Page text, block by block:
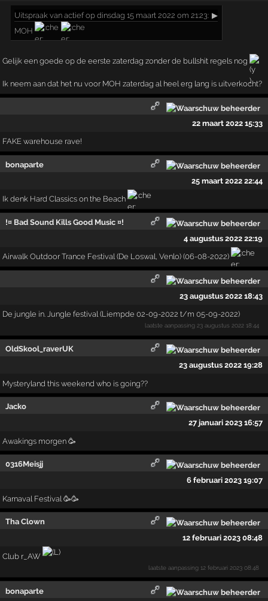
Uitspraak van actief op dinsdag 15 maart 2022 om 21:23: ▶
MOH
Gelijk een goede op de eerste zaterdag zonder de bullshit regels nog
Ik neem aan dat het nu voor MOH zaterdag al heel erg lang is uitverkocht?
22 maart 2022 15:33
FAKE warehouse rave!
bonaparte
25 maart 2022 22:44
Ik denk Hard Classics on the Beach
!¤ Bad Sound Kills Good Music ¤!
4 augustus 2022 22:19
Airwalk Outdoor Trance Festival (De Loswal, Venlo) (06-08-2022)
23 augustus 2022 18:43
De jungle in. Jungle festival (Liempde 02-09-2022 t/m 05-09-2022)
laatste aanpassing23 augustus 2022 18:44
OldSkool_raverUK
23 augustus 2022 19:28
Mysteryland this weekend who is going??
Jacko
27 januari 2023 16:57
Awakings morgen 🥳
0316Meisjj
6 februari 2023 19:07
Karnaval Festival 🥳🥳
Tha Clown
12 februari 2023 08:48
Club r_AW
laatste aanpassing12 februari 2023 08:48
bonaparte